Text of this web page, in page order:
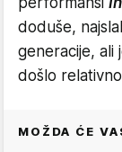
doduše,
generacije, ali
došlo
MOŽDA ĆE